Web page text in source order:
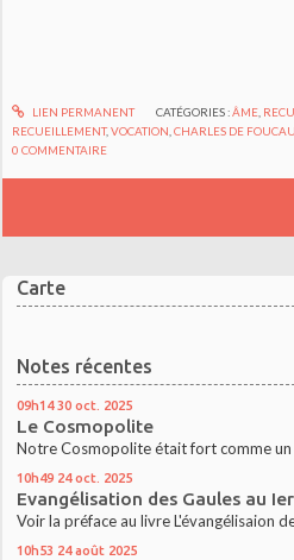
Carte
Notes récentes
09h14 30 oct. 2025
Le Cosmopolite
Notre Cosmopolite était fort comme un
10h49 24 oct. 2025
Evangélisation des Gaules au
Voir la préface au livre L'évangélisaion
10h53 24 août 2025
LIEN PERMANENT CATÉGORIES :ÂME,
RECUEILLEMENT,VOCATION ,CHARLES DE
0 COMMENTAIRE